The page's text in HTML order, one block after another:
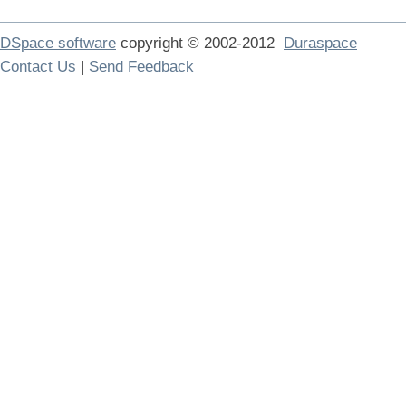
DSpace software copyright © 2002-2012 Duraspace
Contact Us | Send Feedback